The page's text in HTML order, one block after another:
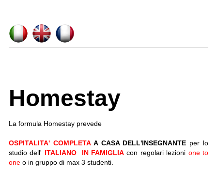
Homestay
La formula Homestay prevede
OSPITALITA' COMPLETAA CASA DELL'INSEGNANTE per lo
studio dell' ITALIANO IN FAMIGLIA con regolari lezioni one to
oneo in gruppo di max 3 studenti.